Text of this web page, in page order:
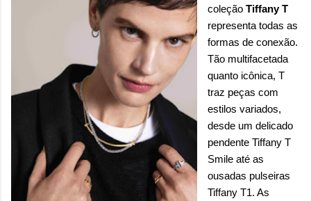
coleção Tiffany T
representa todas as
formas de conexão.
Tão multifacetada
quanto icônica, T
traz peças com
estilos variados,
desde um delicado
pendente Tiffany T
Smile até as
ousadas pulseiras
Tiffany T1. As